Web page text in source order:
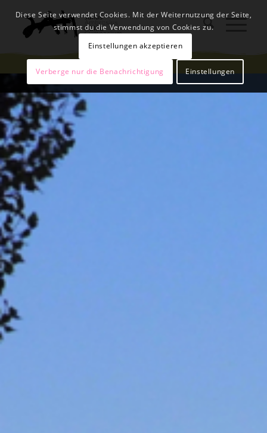
Diese Seite verwendet Cookies. Mit der Weiternutzung der Seite,
stimmst du die Verwendung von Cookies zu.
Einstellungen akzeptieren
Verberge nur die Benachrichtigung Einstellungen